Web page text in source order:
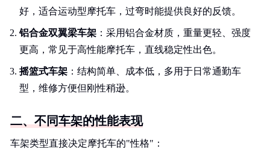
好，适合运动型摩托车，过弯时能提供良好的反馈。
铝合金双翼梁车架 ：采用铝合金材质，重量更轻、强度
更高，常见于高性能摩托车，直线稳定性出色。
摇篮式车架 ：结构简单、成本低，多用于日常通勤车
型，维修方便但刚性稍逊。
二、不同车架的性能表现
车架类型直接决定摩托车的"性格"：